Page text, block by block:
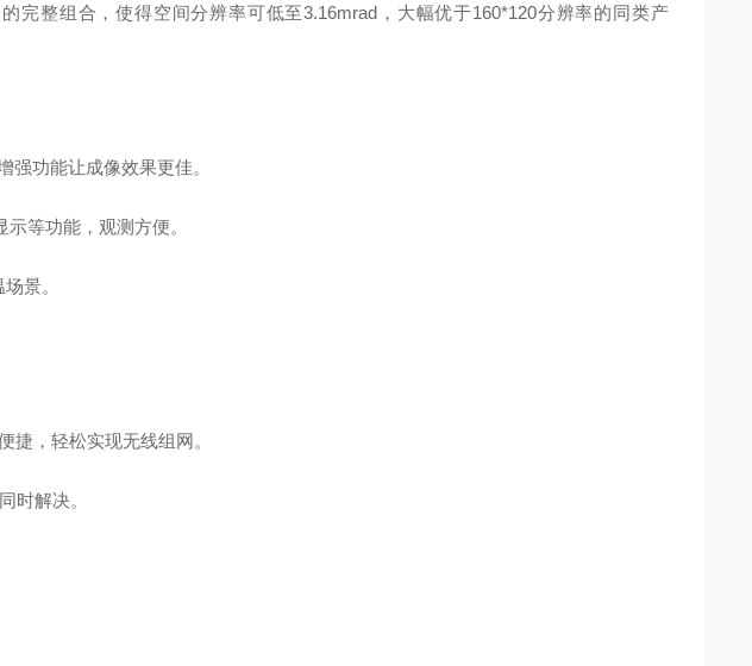
完整组合，使得空间分辨率可低至3.16mrad，大幅优于160*120分辨率的同类产
强功能让成像效果更佳。
等功能，观测方便。
景。
捷，轻松实现无线组网。
时解决。